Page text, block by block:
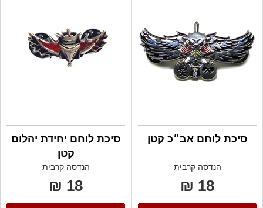
סיכת לוחם אב״כ קטן
הנדסה קרבית
18 ₪
סיכת לוחם יחידת יהלום
קטן
הנדסה קרבית
18 ₪